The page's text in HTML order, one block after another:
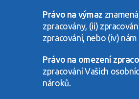
Právo na výmaz
zpracovány, (ii)
zpracování, nebo (iv)
Právo na omezení
zpracování Vašich
nároků.